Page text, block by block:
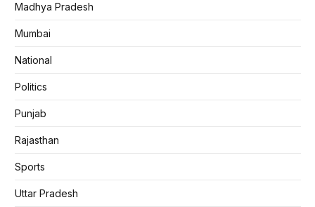
Madhya Pradesh
Mumbai
National
Politics
Punjab
Rajasthan
Sports
Uttar Pradesh